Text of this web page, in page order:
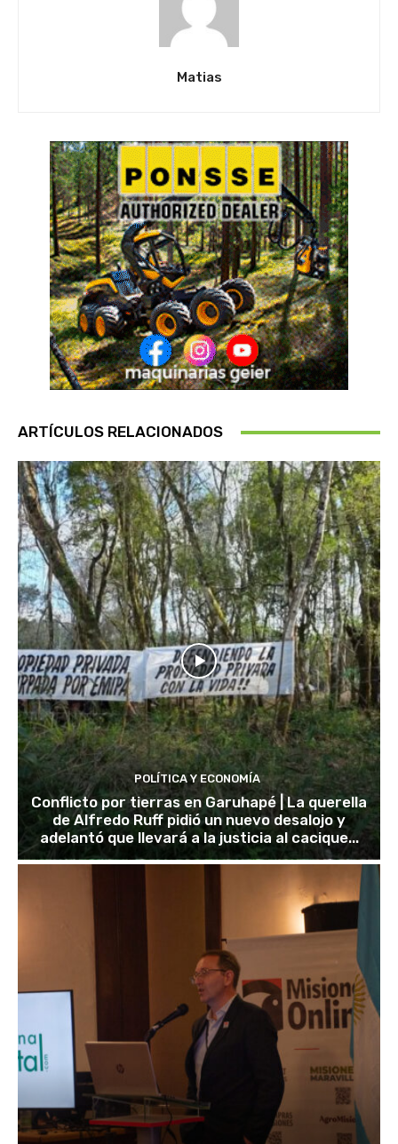
Matias
ARTÍCULOS RELACIONADOS
POLÍTICA Y ECONOMÍA
Conflicto por tierras en Garuhapé | La querella
de Alfredo Ruff pidió un nuevo desalojo y
adelantó que llevará a la justicia al cacique...